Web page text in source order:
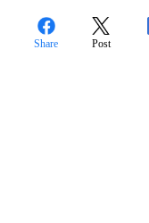
Share Post